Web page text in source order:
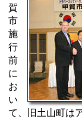
賀
市
施
行
前
に
お
い
て、旧土山町は